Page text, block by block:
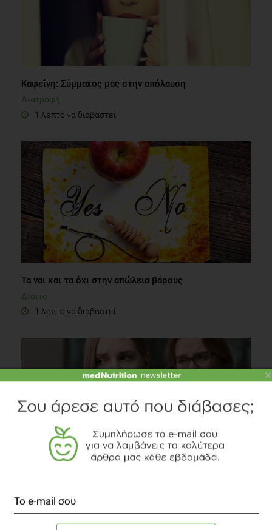
Καφεΐνη: Σύμμαχος μας στην απόλαυση
Διατροφή
1 λεπτό να διαβαστεί
Τα ναι και τα όχι στην απώλεια βάρους
Δίαιτα
1 λεπτό να διαβαστεί
2 λεπτά να διαβαστεί
×